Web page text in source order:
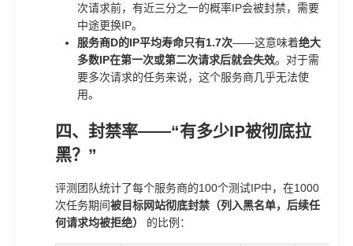
次请求前，有近三分之一的概率IP会被封禁，需要
中途更换IP。
服务商D的IP平均寿命只有1.7次——这意味着绝大
多数IP在第一次或第二次请求后就会失效。对于需
要多次请求的任务来说，这个服务商几乎无法使
用。
四、封禁率——“有多少IP被彻底拉
黑？”
评测团队统计了每个服务商的100个测试IP中，在1000
次任务期间被目标网站彻底封禁（列入黑名单，后续任
何请求均被拒绝）
的比例：